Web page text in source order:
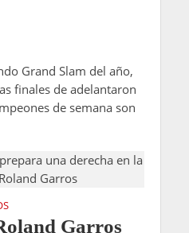
Grand Slam del año,
finales de adelantaron
de semana son
Garros